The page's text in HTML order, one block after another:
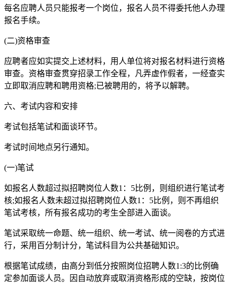
每名应聘人员只能报考一个岗位，报名人员不得委托他人办理
报名手续。
(二)资格审查
应聘者应如实提交上述材料，用人单位将对报名材料进行资格
审查。资格审查贯穿招录工作全程，凡弄虚作假者，一经查实
立即取消应聘和聘用资格;已被聘用的，将予以解聘。
六、考试内容和安排
考试包括笔试和面谈环节。
考试时间地点另行通知。
(一)笔试
如报名人数超过拟招聘岗位人数1：5比例，则组织进行笔试考
核;如报名人数未超过拟招聘岗位人数1：5比例，则不再组织
笔试考核，所有报名成功的考生全部进入面谈。
笔试采取统一命题、统一组织、统一考试、统一阅卷的方式进
行，采用百分制计分，笔试科目为公共基础知识。
根据笔试成绩，由高分到低分按照岗位招聘人数1:3的比例确
定参加面谈人员。因自动放弃或取消资格形成的空缺，按岗位